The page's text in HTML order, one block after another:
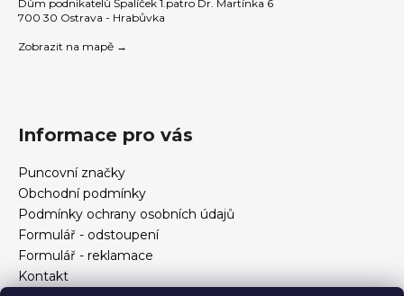
Dům podnikatelů Špalíček 1.patro Dr. Martínka 6
700 30 Ostrava - Hrabůvka
Zobrazit na mapě →
Informace pro vás
Puncovní značky
Obchodní podmínky
Podmínky ochrany osobních údajů
Formulář - odstoupení
Formulář - reklamace
Kontakt